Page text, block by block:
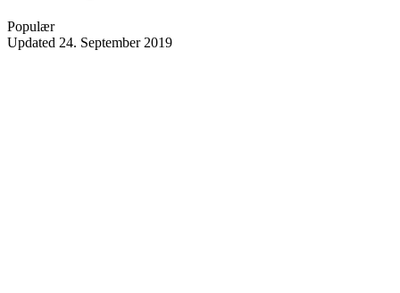
Populær
Updated 24. September 2019